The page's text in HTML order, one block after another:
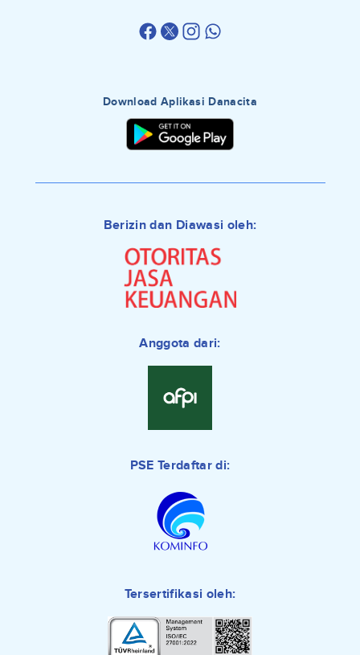
Download Aplikasi Danacita
Berizin dan Diawasi oleh:
Anggota dari:
PSE Terdaftar di:
Tersertifikasi oleh: